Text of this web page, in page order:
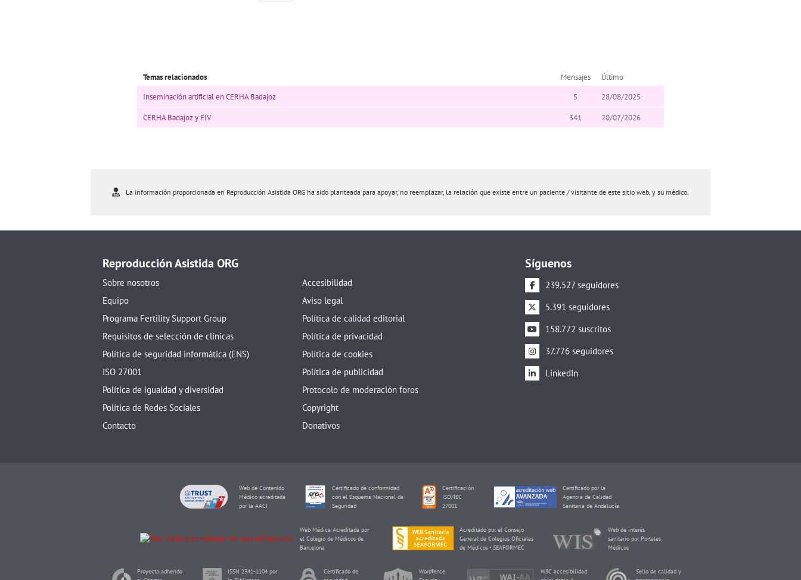
Temas relacionados Mensajes
Último
Inseminación artificial en CERHA Badajoz
5 28/08/2025
CERHA Badajoz y FIV 341 20/07/2026
La información proporcionada en Reproducción Asistida ORG ha sido planteada para apoyar, no reemplazar, la relación que existe entre un paciente / visitante de este sitio web, y su médico.
Reproducción Asistida ORG
Sobre nosotros
Equipo
Programa Fertility Support Group
Requisitos de selección de clínicas
Política de seguridad informática (ENS)
ISO 27001
Política de igualdad y diversidad
Política de Redes Sociales
Contacto
Accesibilidad
Aviso legal
Política de calidad editorial
Política de privacidad
Política de cookies
Política de publicidad
Protocolo de moderación foros
Copyright
Donativos
Síguenos
239.527 seguidores
5.391 seguidores
158.772 suscritos
37.776 seguidores
LinkedIn
Web de Contenido
Médico acreditada
por la AACI
Certificado de conformidad
con el Esquema Nacional de
Seguridad
Certificación
ISO/IEC
27001
Certificado por la
Agencia de Calidad
Sanitaria de Andalucía
Web Médica Acreditada por
el Colegio de Médicos de
Barcelona
Acreditado por el Consejo
General de Colegios Oficiales
de Médicos - SEAFORMEC
Web de interés
sanitario por Portales
Médicos
Proyecto adherido
ISSN 2341-1104 por
Certificado de
Wordfence
W3C accesibilidad
Sello de calidad y